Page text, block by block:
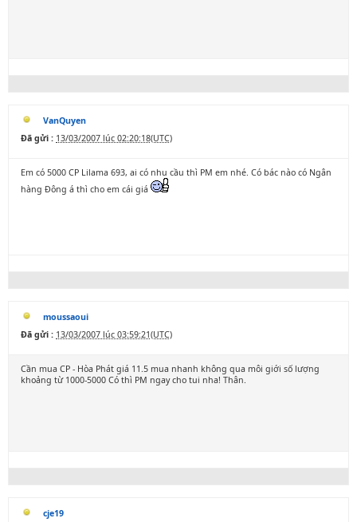
VanQuyen
Đã gửi : 13/03/2007 lúc 02:20:18(UTC)
Em có 5000 CP Lilama 693, ai có nhu cầu thì PM em nhé. Có bác nào có Ngân
hàng Đông á thì cho em cái giá
moussaoui
Đã gửi : 13/03/2007 lúc 03:59:21(UTC)
Cần mua CP - Hòa Phát giá 11.5 mua nhanh không qua môi giới số lượng
khoảng từ 1000-5000 Có thì PM ngay cho tui nha! Thân.
cje19